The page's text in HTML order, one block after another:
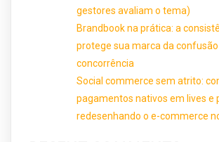
gestores avaliam o tema)
Brandbook na prática: a
protege sua marca da
concorrência
Social commerce sem atrito:
pagamentos nativos em lives e
redesenhando o e-commerce